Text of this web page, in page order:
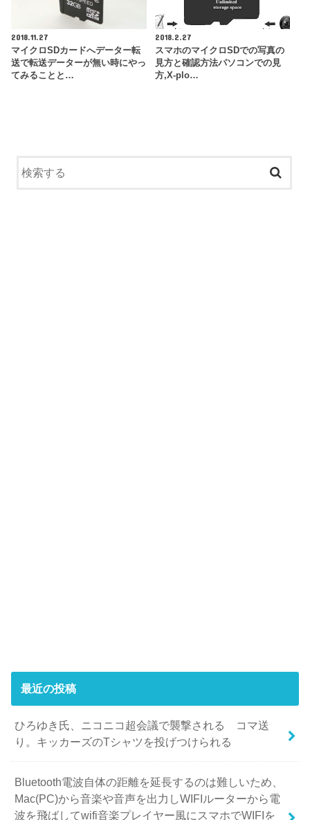
2018.11.27
マイクロSDカードへデーター転
送で転送データーが無い時にやっ
てみることと…
2018.2.27
スマホのマイクロSDでの写真の
見方と確認方法パソコンでの見
方,X-plo…
最近の投稿
ひろゆき氏、ニコニコ超会議で襲撃される コマ送
り。キッカーズのTシャツを投げつけられる
Bluetooth電波自体の距離を延長するのは難しいため、
Mac(PC)から音楽や音声を出力しWIFIルーターから電
波を飛ばしてwifi音楽プレイヤー風にスマホでWIFIを